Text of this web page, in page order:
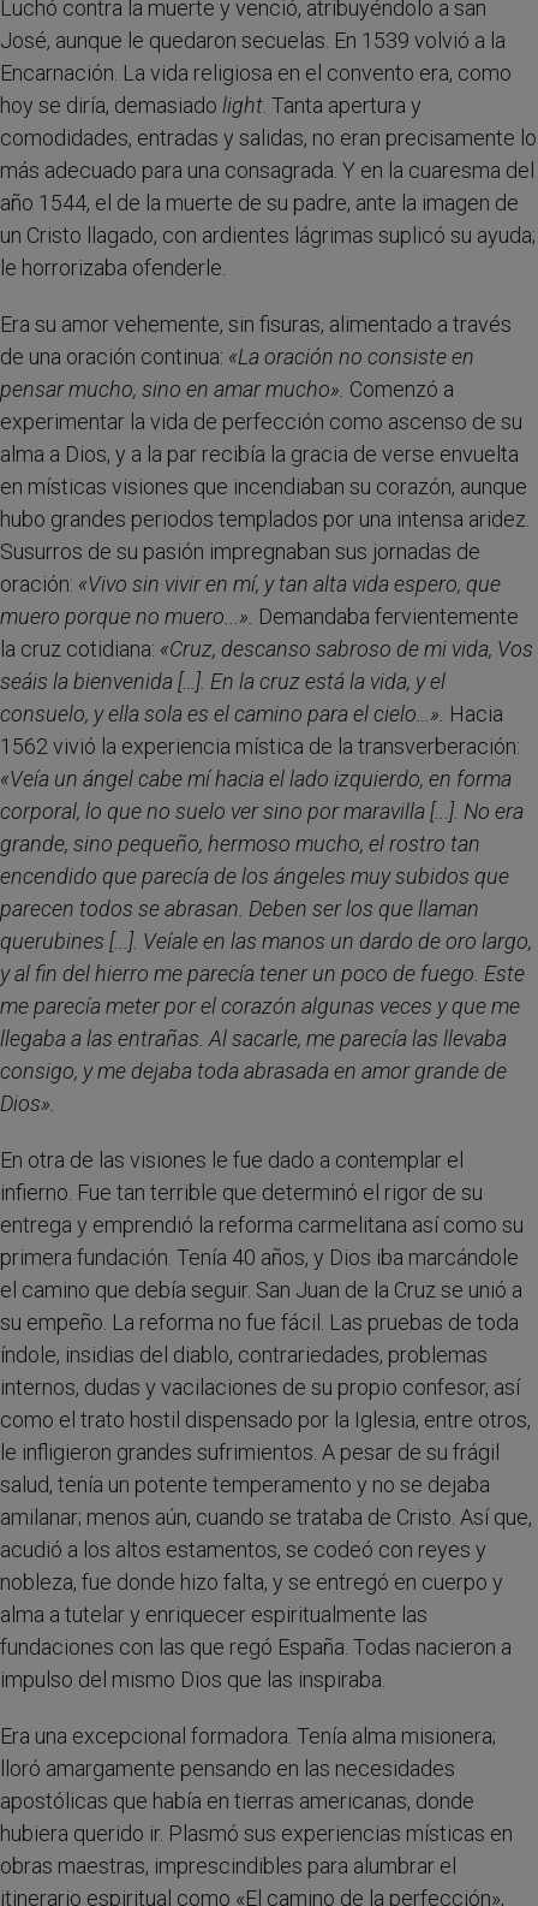
Luchó contra la muerte y venció, atribuyéndolo a san
José, aunque le quedaron secuelas. En 1539 volvió a la
Encarnación. La vida religiosa en el convento era, como
hoy se diría, demasiado light . Tanta apertura y
comodidades, entradas y salidas, no eran precisamente lo
más adecuado para una consagrada. Y en la cuaresma del
año 1544, el de la muerte de su padre, ante la imagen de
un Cristo llagado, con ardientes lágrimas suplicó su ayuda;
le horrorizaba ofenderle.
Era su amor vehemente, sin fisuras, alimentado a través
de una oración continua: «La oración no consiste en
pensar mucho, sino en amar mucho». Comenzó a
experimentar la vida de perfección como ascenso de su
alma a Dios, y a la par recibía la gracia de verse envuelta
en místicas visiones que incendiaban su corazón, aunque
hubo grandes periodos templados por una intensa aridez.
Susurros de su pasión impregnaban sus jornadas de
oración: «Vivo sin vivir en mí, y tan alta vida espero, que
muero porque no muero... ». Demandaba fervientemente
la cruz cotidiana: «Cruz, descanso sabroso de mi vida, Vos
seáis la bienvenida […]. En la cruz está la vida, y el
consuelo, y ella sola es el camino para el cielo… ». Hacia
1562 vivió la experiencia mística de la transverberación:
«Veía un ángel cabe mí hacia el lado izquierdo, en forma
corporal, lo que no suelo ver sino por maravilla [...]. No era
grande, sino pequeño, hermoso mucho, el rostro tan
encendido que parecía de los ángeles muy subidos que
parecen todos se abrasan. Deben ser los que llaman
querubines [...]. Veíale en las manos un dardo de oro largo,
y al fin del hierro me parecía tener un poco de fuego. Este
me parecía meter por el corazón algunas veces y que me
llegaba a las entrañas. Al sacarle, me parecía las llevaba
consigo, y me dejaba toda abrasada en amor grande de
Dios».
En otra de las visiones le fue dado a contemplar el
infierno. Fue tan terrible que determinó el rigor de su
entrega y emprendió la reforma carmelitana así como su
primera fundación. Tenía 40 años, y Dios iba marcándole
el camino que debía seguir. San Juan de la Cruz se unió a
su empeño. La reforma no fue fácil. Las pruebas de toda
índole, insidias del diablo, contrariedades, problemas
internos, dudas y vacilaciones de su propio confesor, así
como el trato hostil dispensado por la Iglesia, entre otros,
le infligieron grandes sufrimientos. A pesar de su frágil
salud, tenía un potente temperamento y no se dejaba
amilanar; menos aún, cuando se trataba de Cristo. Así que,
acudió a los altos estamentos, se codeó con reyes y
nobleza, fue donde hizo falta, y se entregó en cuerpo y
alma a tutelar y enriquecer espiritualmente las
fundaciones con las que regó España. Todas nacieron a
impulso del mismo Dios que las inspiraba.
Era una excepcional formadora. Tenía alma misionera;
lloró amargamente pensando en las necesidades
apostólicas que había en tierras americanas, donde
hubiera querido ir. Plasmó sus experiencias místicas en
obras maestras, imprescindibles para alumbrar el
itinerario espiritual como «El camino de la perfección»,